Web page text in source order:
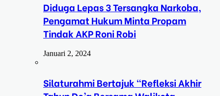
Diduga Lepas 3 Tersangka Narkoba,
Pengamat Hukum Minta Propam
Tindak AKP Roni Robi
Januari 2, 2024
Silaturahmi Bertajuk “Refleksi Akhir